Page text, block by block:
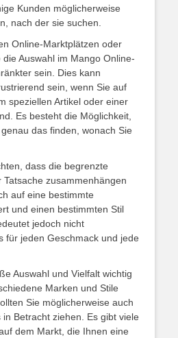
Kunden möglicherweise
nach der sie suchen.
Online-Marktplätzen oder
Auswahl im Mango Online-
sein. Dies kann
sein, wenn Sie auf
speziellen Artikel oder einer
Es besteht die Möglichkeit,
das finden, wonach Sie
dass die begrenzte
zusammenhängen
auf eine bestimmte
und einen bestimmten Stil
jedoch nicht
für jeden Geschmack und jede
Auswahl und Vielfalt wichtig
Marken und Stile
Sie möglicherweise auch
Betracht ziehen. Es gibt viele
dem Markt, die Ihnen eine